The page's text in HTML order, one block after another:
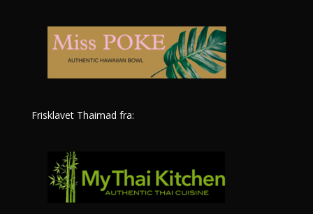
Frisklavet Thaimad fra: